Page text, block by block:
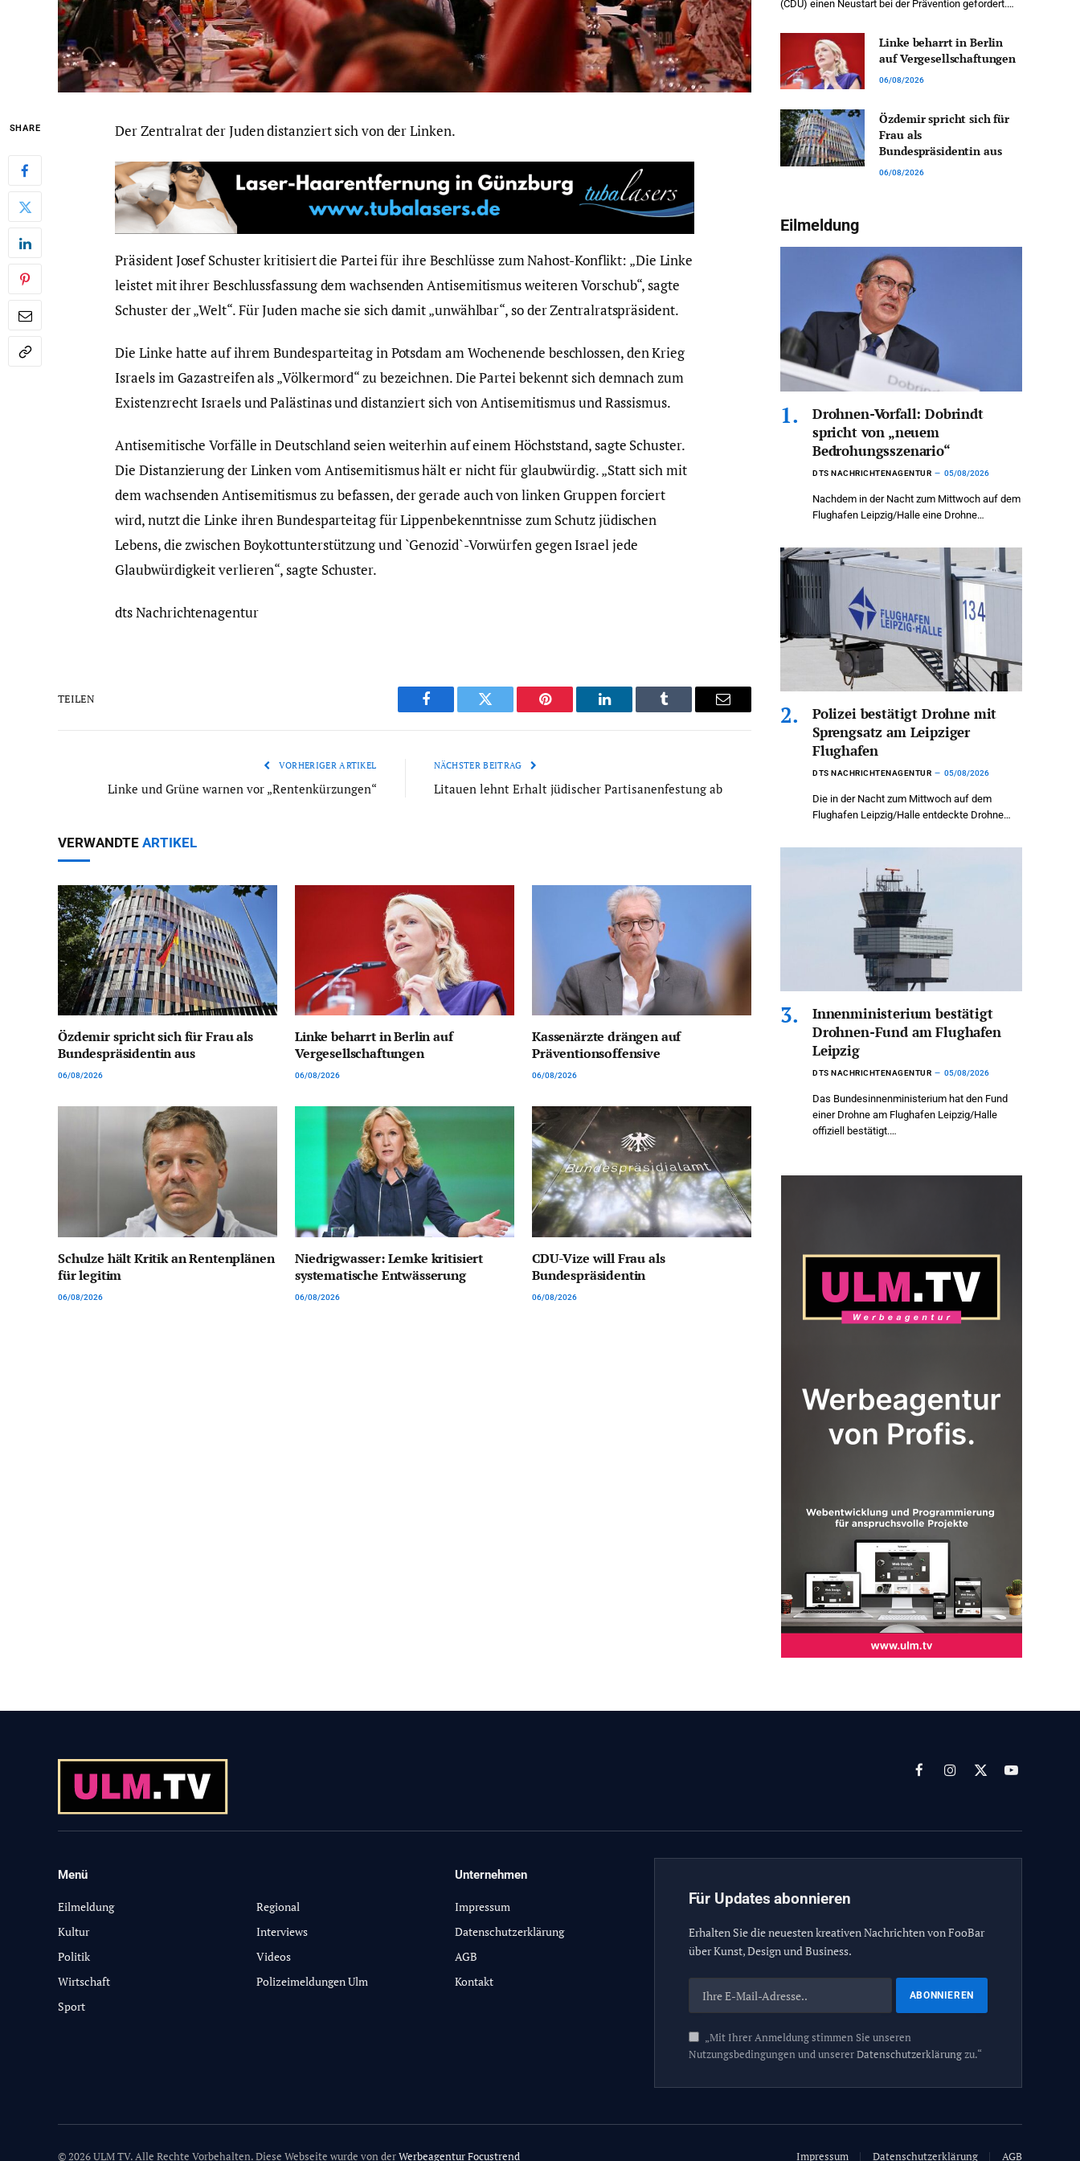
SHARE Der Zentralrat der Juden distanziert sich von der Linken.
Präsident Josef Schuster kritisiert die Partei für ihre Beschlüsse zum Nahost-Konflikt: „Die Linke
leistet mit ihrer Beschlussfassung dem wachsenden Antisemitismus weiteren Vorschub“, sagte
Schuster der „Welt“. Für Juden mache sie sich damit „unwählbar“, so der Zentralratspräsident.
Die Linke hatte auf ihrem Bundesparteitag in Potsdam am Wochenende beschlossen, den Krieg
Israels im Gazastreifen als „Völkermord“ zu bezeichnen. Die Partei bekennt sich demnach zum
Existenzrecht Israels und Palästinas und distanziert sich von Antisemitismus und Rassismus.
Antisemitische Vorfälle in Deutschland seien weiterhin auf einem Höchststand, sagte Schuster.
Die Distanzierung der Linken vom Antisemitismus hält er nicht für glaubwürdig. „Statt sich mit
dem wachsenden Antisemitismus zu befassen, der gerade auch von linken Gruppen forciert
wird, nutzt die Linke ihren Bundesparteitag für Lippenbekenntnisse zum Schutz jüdischen
Lebens, die zwischen Boykottunterstützung und `Genozid`-Vorwürfen gegen Israel jede
Glaubwürdigkeit verlieren“, sagte Schuster.
dts Nachrichtenagentur
TEILEN
Facebook Twitter Pinterest LinkedIn Tumblr Email
VORHERIGER ARTIKEL
Linke und Grüne warnen vor „Rentenkürzungen“
NÄCHSTER BEITRAG
Litauen lehnt Erhalt jüdischer Partisanenfestung ab
VERWANDTE ARTIKEL
Özdemir spricht sich für Frau als
Bundespräsidentin aus
06/08/2026
Linke beharrt in Berlin auf
Vergesellschaftungen
06/08/2026
Kassenärzte drängen auf
Präventionsoffensive
06/08/2026
Schulze hält Kritik an Rentenplänen
für legitim
06/08/2026
Niedrigwasser: Lemke kritisiert
systematische Entwässerung
06/08/2026
CDU-Vize will Frau als
Bundespräsidentin
06/08/2026
(CDU) einen Neustart bei der Prävention gefordert.…
Linke beharrt in Berlin
auf Vergesellschaftungen
06/08/2026
Özdemir spricht sich für
Frau als
Bundespräsidentin aus
06/08/2026
Eilmeldung
Drohnen-Vorfall: Dobrindt
spricht von „neuem
Bedrohungsszenario“
DTS NACHRICHTENAGENTUR 05/08/2026
Nachdem in der Nacht zum Mittwoch auf dem
Flughafen Leipzig/Halle eine Drohne…
Polizei bestätigt Drohne mit
Sprengsatz am Leipziger
Flughafen
DTS NACHRICHTENAGENTUR 05/08/2026
Die in der Nacht zum Mittwoch auf dem
Flughafen Leipzig/Halle entdeckte Drohne…
Innenministerium bestätigt
Drohnen-Fund am Flughafen
Leipzig
DTS NACHRICHTENAGENTUR 05/08/2026
Das Bundesinnenministerium hat den Fund
einer Drohne am Flughafen Leipzig/Halle
offiziell bestätigt.…
FacebookInstagram
X
YouTube
Menü
Eilmeldung
Kultur
Politik
Wirtschaft
Sport
Regional
Interviews
Videos
Polizeimeldungen Ulm
Unternehmen
Impressum
Datenschutzerklärung
AGB
Kontakt
Für Updates abonnieren
Erhalten Sie die neuesten kreativen Nachrichten von FooBar
über Kunst, Design und Business.
„Mit Ihrer Anmeldung stimmen Sie unseren
Nutzungsbedingungen und unsererDatenschutzerklärungzu.“
© 2026 ULM TV. Alle Rechte Vorbehalten. Diese Webseite wurde von derWerbeagentur Focustrend Impressum Datenschutzerklärung AGB